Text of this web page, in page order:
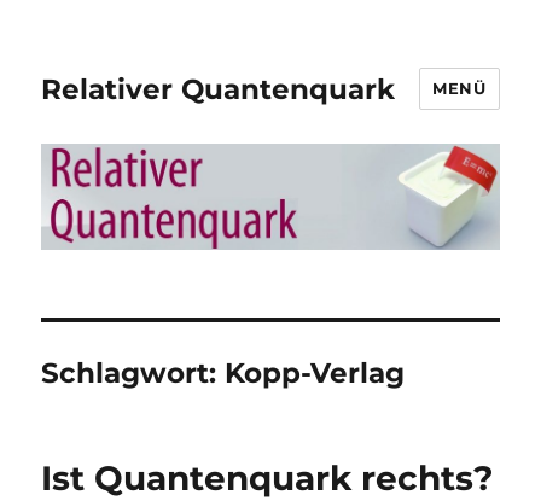
Relativer Quantenquark MENÜ
Schlagwort: Kopp-Verlag
Ist Quantenquark rechts?